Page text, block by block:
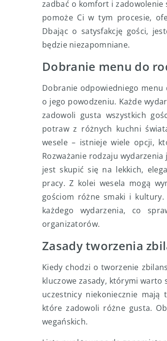
zadbać o komfort i zadowolenie
pomoże Ci w tym procesie,
Dbając o satysfakcję gości,
będzie niezapomniane.
Dobranie menu do
Dobranie odpowiedniego
o jego powodzeniu. Każde
zadowoli gusta wszystkich
potraw z różnych kuchni
wesele – istnieje wiele opcji,
Rozważanie rodzaju
jest skupić się na lekkich,
pracy. Z kolei wesela mogą
gościom różne smaki i
każdego wydarzenia, co
organizatorów.
Zasady tworzenia
Kiedy chodzi o tworzenie
kluczowe zasady, którymi warto
uczestnicy niekoniecznie
które zadowoli różne gusta.
wegańskich.